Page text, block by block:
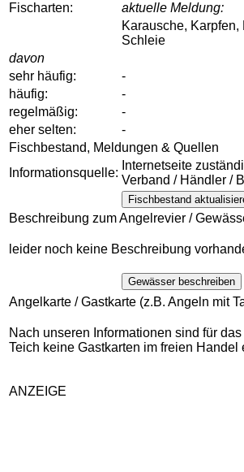
Fischarten:
aktuelle Meldung:
Karausche, Karpfen,
Schleie
davon
sehr häufig:
-
häufig:
-
regelmäßig:
-
eher selten:
-
Fischbestand, Meldungen & Quellen
Informationsquelle:
Internetseite
Verband / Händler /
Fischbestand
Beschreibung zum Angelrevier /
leider noch keine Beschreibung
Gewässer beschreiben
Angelkarte / Gastkarte (z.B. Angeln mit
Nach unseren Informationen sind für
Teich keine Gastkarten im freien Handel
ANZEIGE